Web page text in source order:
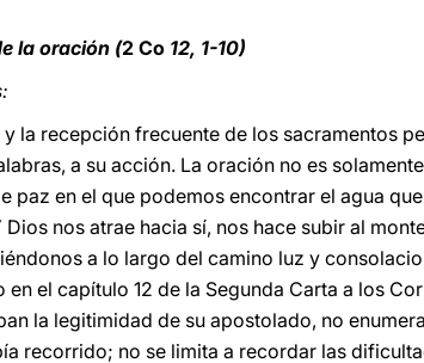
la oración (2 Co 12, 1-10)
la recepción frecuente de los sacramentos
a su acción. La oración no es
paz en el que podemos encontrar el agua
nos atrae hacia sí, nos hace subir al
a lo largo del camino luz y
en el capítulo 12 de la Segunda Carta a los
la legitimidad de su apostolado, no
recorrido; no se limita a recordar las